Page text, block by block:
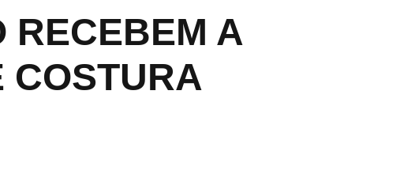
RECEBEM A
COSTURA